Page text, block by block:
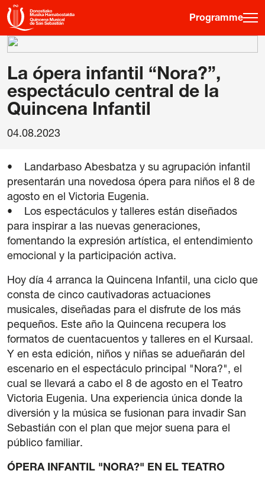
Programme
Programme
Quinzaine musicale
Histoire
Éditions précédentes
Affiches
Salles
42 Cours International Orgue Romantique
La quinzaine verte
Amis
Informations
Contact
Newsletter
La ópera infantil “Nora?”,
espectáculo central de la
Quincena Infantil
04.08.2023
• Landarbaso Abesbatza y su agrupación infantil
presentarán una novedosa ópera para niños el 8 de
agosto en el Victoria Eugenia.
• Los espectáculos y talleres están diseñados
para inspirar a las nuevas generaciones,
fomentando la expresión artística, el entendimiento
emocional y la participación activa.
Hoy día 4 arranca la Quincena Infantil, una ciclo que
consta de cinco cautivadoras actuaciones
musicales, diseñadas para el disfrute de los más
pequeños. Este año la Quincena recupera los
formatos de cuentacuentos y talleres en el Kursaal.
Y en esta edición, niños y niñas se adueñarán del
escenario en el espectáculo principal "Nora?", el
cual se llevará a cabo el 8 de agosto en el Teatro
Victoria Eugenia. Una experiencia única donde la
diversión y la música se fusionan para invadir San
Sebastián con el plan que mejor suena para el
público familiar.
ÓPERA INFANTIL "NORA?" EN EL TEATRO